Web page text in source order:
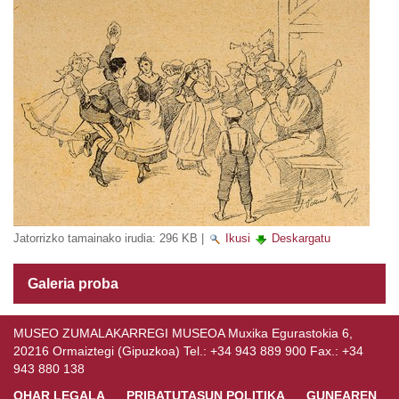
Jatorrizko tamainako irudia: 296 KB Ikusi Deskargatu
Galeria proba
MUSEO ZUMALAKARREGI MUSEOA Muxika Egurastokia 6,
20216 Ormaiztegi (Gipuzkoa) Tel.: +34 943 889 900 Fax.: +34
943 880 138
OHAR LEGALA
PRIBATUTASUN POLITIKA GUNEAREN